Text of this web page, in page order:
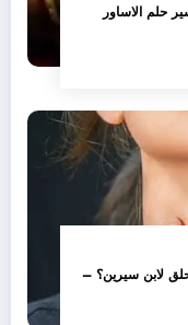
حلم الاساور
لابن سيرين؟ –